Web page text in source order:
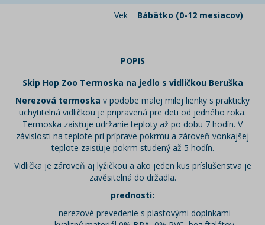
Vek
Bábätko (0-12 mesiacov)
POPIS
Skip Hop Zoo Termoska na jedlo s vidličkou Beruška
Nerezová termoska v podobe malej milej lienky s prakticky
uchytitelná vidličkou je pripravená pre deti od jedného roka.
Termoska zaisťuje udržanie teploty až po dobu 7 hodín. V
závislosti na teplote pri príprave pokrmu a zároveň vonkajšej
teplote zaisťuje pokrm studený až 5 hodín.
Vidlička je zároveň aj lyžičkou a ako jeden kus príslušenstva je
zavěsitelná do držadla.
prednosti:
nerezové prevedenie s plastovými doplnkami